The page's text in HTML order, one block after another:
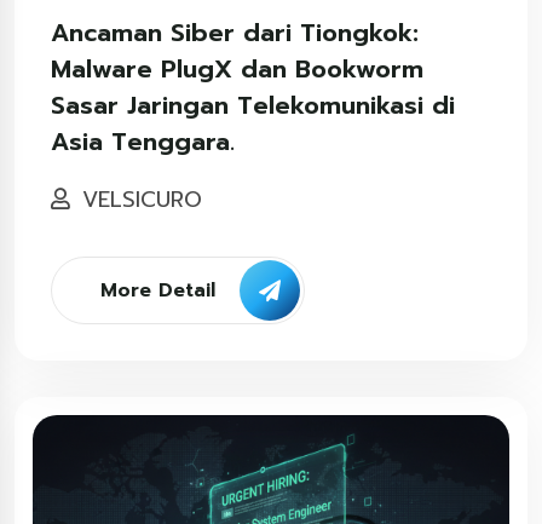
Ancaman Siber dari Tiongkok:
Malware PlugX dan Bookworm
Sasar Jaringan Telekomunikasi di
Asia Tenggara.
VELSICURO
More Detail